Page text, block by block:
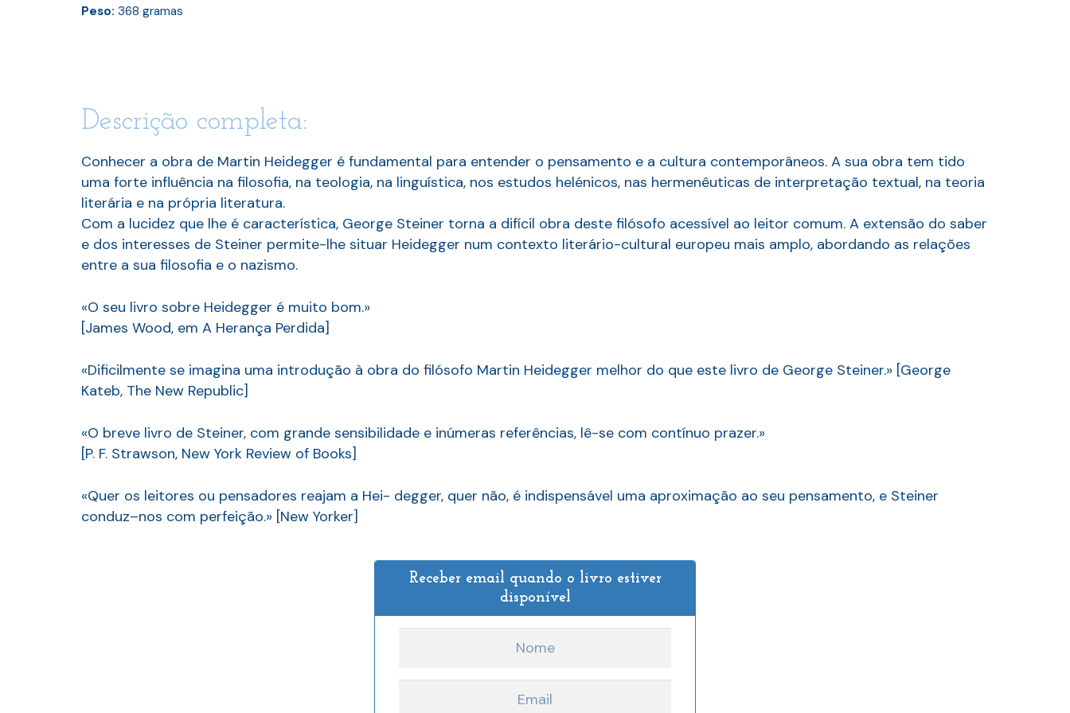
Peso: 368 gramas
Descrição completa:
Conhecer a obra de Martin Heidegger é fundamental para entender o pensamento e a cultura contemporâneos. A sua obra tem tido
uma forte influência na filosofia, na teologia, na linguística, nos estudos helénicos, nas hermenêuticas de interpretação textual, na teoria
literária e na própria literatura.
Com a lucidez que lhe é característica, George Steiner torna a difícil obra deste filósofo acessível ao leitor comum. A extensão do saber
e dos interesses de Steiner permite-lhe situar Heidegger num contexto literário-cultural europeu mais amplo, abordando as relações
entre a sua filosofia e o nazismo.
«O seu livro sobre Heidegger é muito bom.»
[James Wood, em A Herança Perdida]
«Dificilmente se imagina uma introdução à obra do filósofo Martin Heidegger melhor do que este livro de George Steiner.» [George
Kateb, The New Republic]
«O breve livro de Steiner, com grande sensibilidade e inúmeras referências, lê-se com contínuo prazer.»
[P. F. Strawson, New York Review of Books]
«Quer os leitores ou pensadores reajam a Hei- degger, quer não, é indispensável uma aproximação ao seu pensamento, e Steiner
conduz–nos com perfeição.» [New Yorker]
Receber email quando o livro estiver
disponível